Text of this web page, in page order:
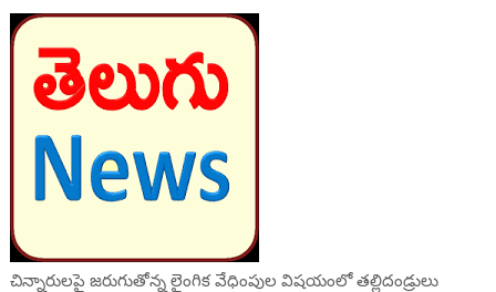
చిన్నారులపై జరుగుతోన్న లైంగిక వేధింపుల విషయంలో తల్లిదండ్రులు